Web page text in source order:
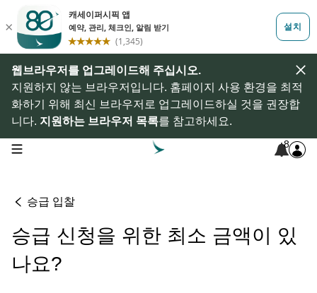
웹브라우저를 업그레이드해 주십시오.
지원하지 않는 브라우저입니다. 홈페이지 사용 환경을 최적
화하기 위해 최신 브라우저로 업그레이드하실 것을 권장합
니다. 지원하는 브라우저 목록를 참고하세요.
open navigation menu 8
승급 입찰
승급 신청을 위한 최소 금액이 있
나요?